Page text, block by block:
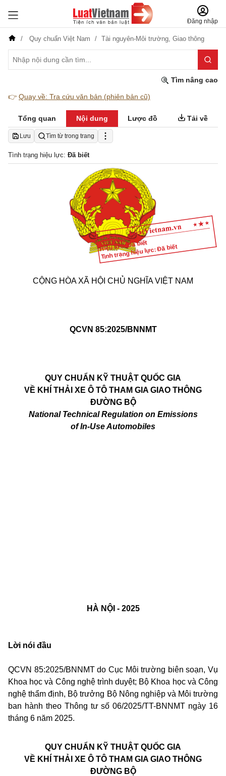
Đăng nhập
Quy chuẩn Việt Nam Tài nguyên-Môi trường, Giao thông
Tìm nâng cao
👉 Quay về: Tra cứu văn bản (phiên bản cũ)
Tổng quan Nội dung Lược đồ Tải về
Lưu Tìm từ trong trang
Tình trạng hiệu lực: Đã biết
Hiệu lực: Đã biết
Tình trạng hiệu lực: Đã biết
CỘNG HÒA XÃ HỘI CHỦ NGHĨA VIỆT NAM
QCVN 85:2025/BNNMT
QUY CHUẨN KỸ THUẬT QUỐC GIA
VỀ KHÍ THẢI XE Ô TÔ THAM GIA GIAO THÔNG
ĐƯỜNG BỘ
National TechnicalRegulation on Emissions
ofIn-UseAutomobiles
HÀ NỘI - 2025
Lời nói đầu
QCVN 85:2025/BNNMT do Cục Môi trường biên soạn, Vụ
Khoa học và Công nghệ trình duyệt; Bộ Khoa học và Công
nghệ thẩm định, Bộ trưởng Bộ Nông nghiệp và Môi trường
ban hành theo Thông tư số 06/2025/TT-BNNMT ngày 16
tháng 6 năm 2025.
QUY CHUẨN KỸ THUẬT QUỐC GIA
VỀ KHÍ THẢI XE Ô TÔ THAM GIA GIAO THÔNG
ĐƯỜNG BỘ